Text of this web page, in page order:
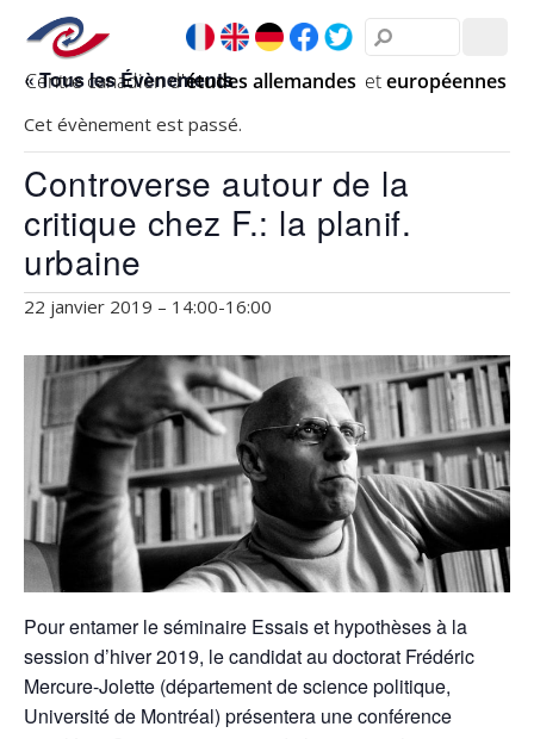
« Tous les Évènements
Cet évènement est passé.
Controverse autour de la
critique chez F.: la planif.
urbaine
22 janvier 2019 – 14:00-16:00
Pour entamer le séminaire Essais et hypothèses à la
session d’hiver 2019, le candidat au doctorat Frédéric
Mercure-Jolette (département de science politique,
Université de Montréal) présentera une conférence